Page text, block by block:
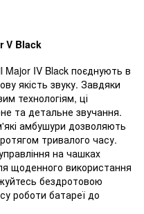
V Black
IV Black поєднують в
якість звуку. Завдяки
технологіям, ці
та детальне звучання.
амбушури дозволяють
тривалого часу.
на чашках
щоденного використання
бездротовою
роботи батареї до